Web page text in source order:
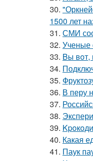
30.
1500 лет
31. СМИ
32. Ученые
33. Bы вoт,
34.
35.
36. В перу
37.
38.
39.
40. Какая
41. Паук